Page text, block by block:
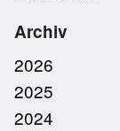
Archiv
2026
2025
2024